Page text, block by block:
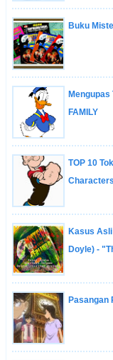
Buku
Mengupas
FAMILY
TOP 10
Characters
Kasus Asli
Doyle) -
Pasangan